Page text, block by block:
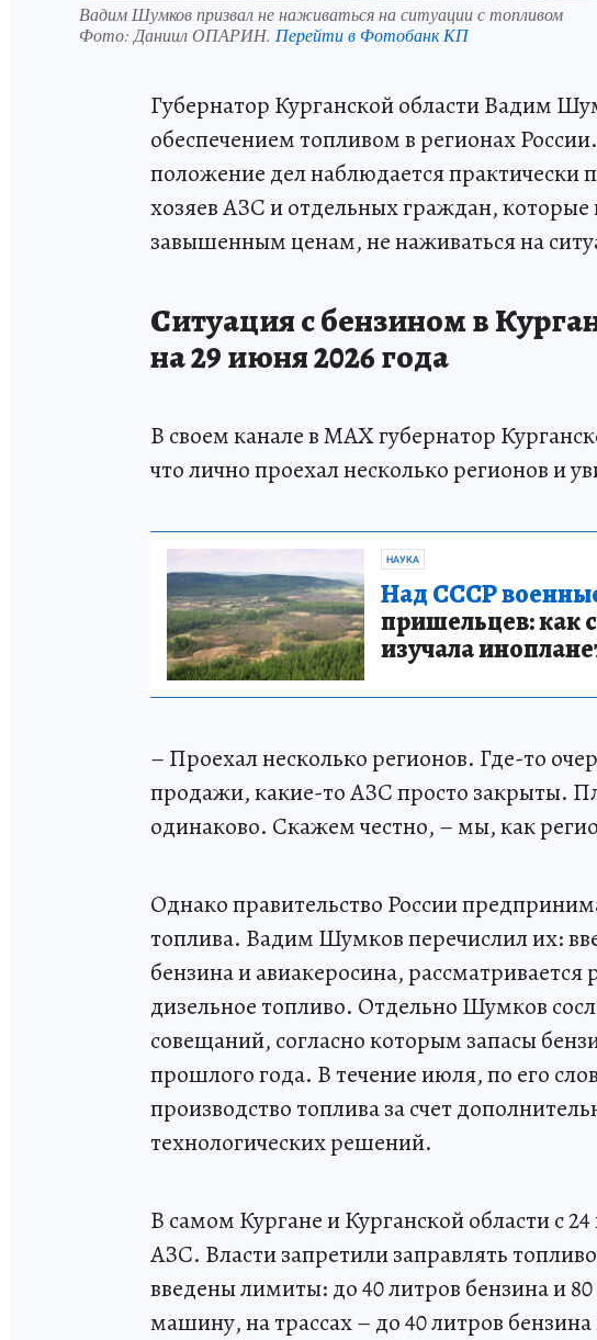
Вадим Шумков призвал не наживаться на ситуации с топливом
Фото: Даниил ОПАРИН. Перейти в Фотобанк КП
Губернатор Курганской области Вадим
обеспечением топливом в регионах
положение дел наблюдается практически
хозяев АЗС и отдельных граждан,
завышенным ценам, не наживаться на
Ситуация с бензином в
на 29 июня 2026 года
В своем канале в МАХ губернатор
что лично проехал несколько регионов и
НАУКА
Над СССР
пришельцев: как
изучала
– Проехал несколько регионов. Где-то
продажи, какие-то АЗС просто закрыты.
одинаково. Скажем честно, – мы, как
Однако правительство России
топлива. Вадим Шумков перечислил их:
бензина и авиакеросина,
дизельное топливо. Отдельно Шумков
совещаний, согласно которым запасы
прошлого года. В течение июля, по его
производство топлива за счет
технологических решений.
В самом Кургане и Курганской области с
АЗС. Власти запретили заправлять
введены лимиты: до 40 литров бензина и
машину, на трассах – до 40 литров